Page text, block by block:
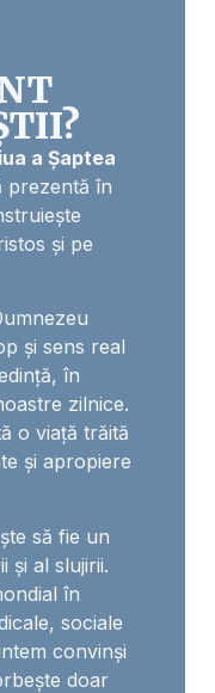
a Șaptea
prezentă în
și pe
și sens real
în
zilnice.
o viață trăită
și apropiere
să fie un
și al slujirii.
în
sociale
convinși
doar